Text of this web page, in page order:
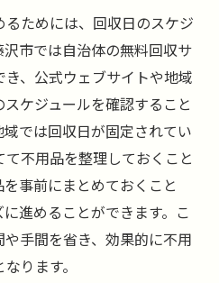
ためには、回収日のスケジ
市では自治体の無料回収サ
、公式ウェブサイトや地域
ケジュールを確認すること
では回収日が固定されてい
不用品を整理しておくこと
事前にまとめておくこと
進めることができます。こ
手間を省き、効果的に不用
ります。